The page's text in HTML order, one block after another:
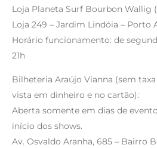
Loja Planeta Surf Bourbon Wallig
Loja 249 – Jardim Lindóia – Porto
Horário funcionamento: de
21h
Bilheteria Araújo Vianna (sem
vista em dinheiro e no cartão):
Aberta somente em dias de
início dos shows.
Av. Osvaldo Aranha, 685 – Bairro